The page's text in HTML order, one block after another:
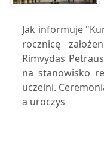
Jak informuje
rocznicę
Rimvydas
na stanowisko
uczelni.
a uroczys